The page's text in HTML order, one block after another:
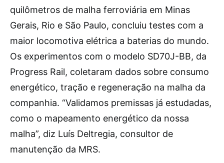
quilômetros de malha ferroviária em Minas
Gerais, Rio e São Paulo, concluiu testes com a
maior locomotiva elétrica a baterias do mundo.
Os experimentos com o modelo SD70J-BB, da
Progress Rail, coletaram dados sobre consumo
energético, tração e regeneração na malha da
companhia. “Validamos premissas já estudadas,
como o mapeamento energético da nossa
malha”, diz Luís Deltregia, consultor de
manutenção da MRS.